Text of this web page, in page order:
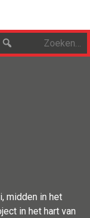
midden in het
in het hart van